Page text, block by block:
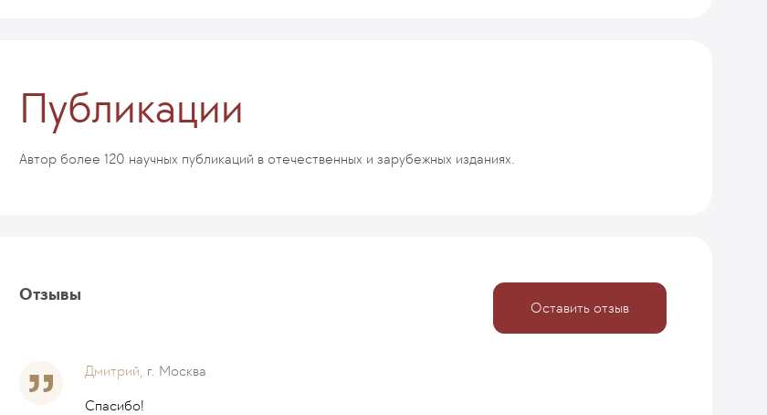
Публикации
Автор более 120 научных публикаций в отечественных и зарубежных изданиях.
Отзывы
Оставить отзыв
Дмитрий, г. Москва
Спасибо!